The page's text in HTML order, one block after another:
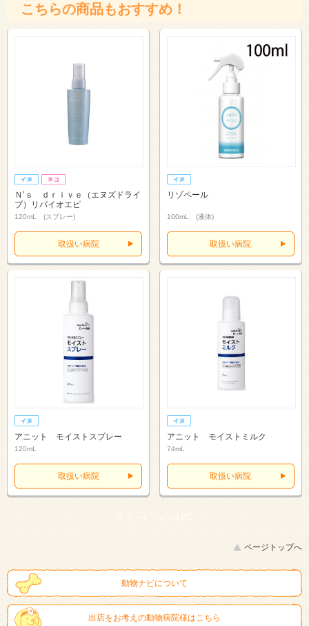
こちらの商品もおすすめ！
Ｎ’ｓ ｄｒｉｖｅ（エヌズドライ
ブ）リバイオエピ
120mL (スプレー)
取扱い病院
リゾペール
100mL (液体)
取扱い病院
アニット モイストスプレー
120mL
取扱い病院
アニット モイストミルク
74mL
取扱い病院
スマートフォン | PC
ページトップへ
動物ナビについて
出店をお考えの動物病院様はこちら